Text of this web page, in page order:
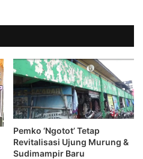
Pemko ‘Ngotot’ Tetap
Revitalisasi Ujung Murung &
Sudimampir Baru